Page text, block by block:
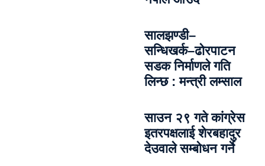
सालझण्डी–
सन्धिखर्क–ढोरपाटन
सडक निर्माणले गति
लिन्छ : मन्त्री लम्साल
साउन २९ गते कांग्रेस
इतरपक्षलाई शेरबहादुर
देउवाले सम्बोधन गर्ने